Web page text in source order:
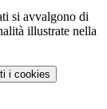
si avvalgono di
illustrate nella
i cookies